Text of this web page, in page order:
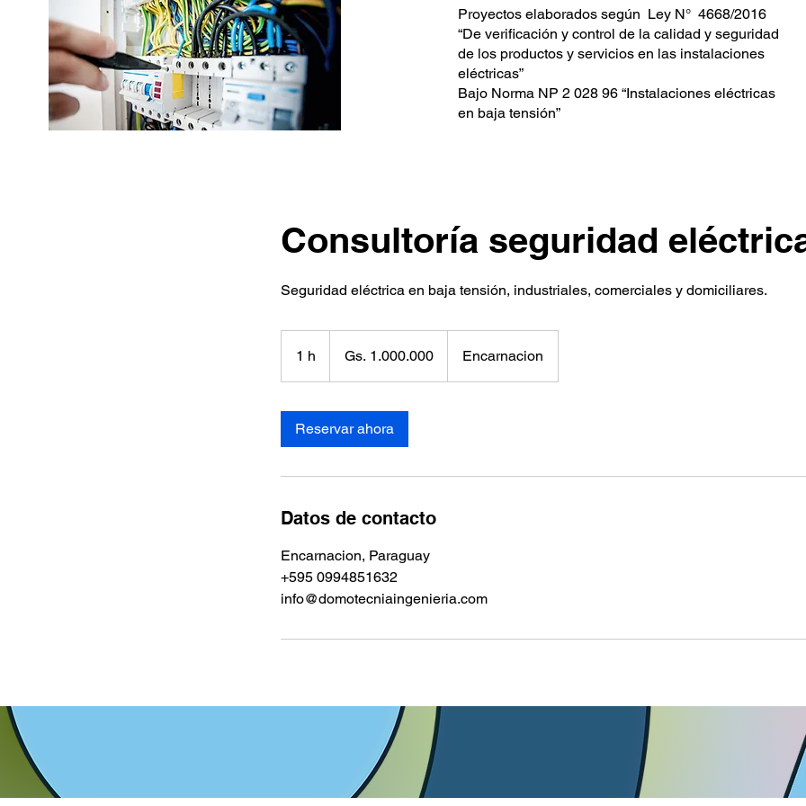
Proyectos elaborados según Ley N° 4668/2016
“De verificación y control de la calidad y seguridad
de los productos y servicios en las instalaciones
eléctricas”
Bajo Norma NP 2 028 96 “Instalaciones eléctricas
en baja tensión”
Consultoría seguridad
Seguridad eléctrica en baja tensión, industriales, comerciales y domiciliares.
1 h
paraguayos
Gs. 1.000.000 Encarnacion
Reservar ahora
Datos de contacto
Encarnacion, Paraguay
+595 0994851632
info@domotecniaingenieria.com